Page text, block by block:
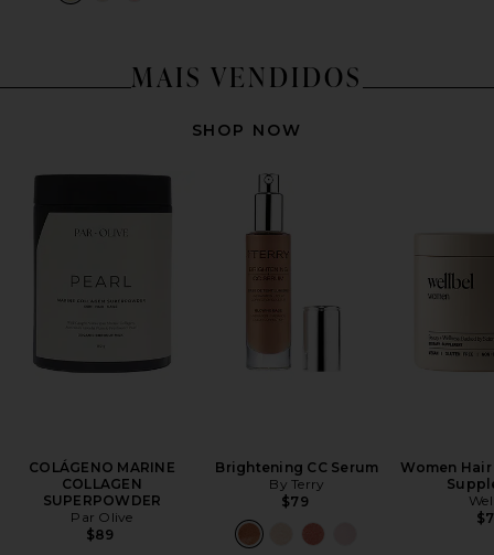
MAIS VENDIDOS
SHOP NOW
COLÁGENO MARINE
COLLAGEN
SUPERPOWDER
Par Olive
$89
Brightening CC Serum
By Terry
$79
Women Hair